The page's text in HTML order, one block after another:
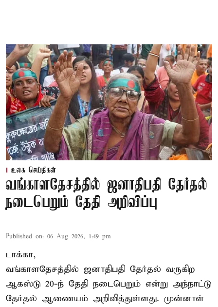
உலக செய்திகள்
வங்காளதேசத்தில் ஜனாதிபதி தேர்தல்
நடைபெறும் தேதி அறிவிப்பு
Published on: 06 Aug 2026, 1:49 pm
டாக்கா,
வங்காளதேசத்தில் ஜனாதிபதி தேர்தல் வருகிற
ஆகஸ்டு 20-ந் தேதி நடைபெறும் என்று அந்நாட்டு
தேர்தல் ஆணையம் அறிவித்துள்ளது. முன்னாள்